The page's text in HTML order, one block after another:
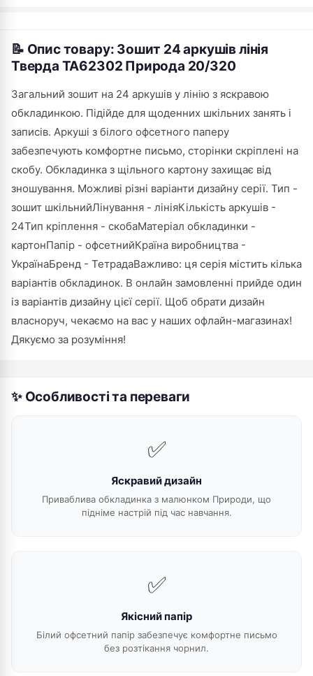
📝 Опис товару: Зошит 24 аркушів лінія
Тверда ТА62302 Природа 20/320
Загальний зошит на 24 аркушів у лінію з яскравою
обкладинкою. Підійде для щоденних шкільних занять і
записів. Аркуші з білого офсетного паперу
забезпечують комфортне письмо, сторінки скріплені на
скобу. Обкладинка з щільного картону захищає від
зношування. Можливі різні варіанти дизайну серії. Тип -
зошит шкільнийЛінування - лініяКількість аркушів -
24Тип кріплення - скобаМатеріал обкладинки -
картонПапір - офсетнийКраїна виробництва -
УкраїнаБренд - ТетрадаВажливо: ця серія містить кілька
варіантів обкладинок. В онлайн замовленні прийде один
із варіантів дизайну цієї серії. Щоб обрати дизайн
власноруч, чекаємо на вас у наших офлайн-магазинах!
Дякуємо за розуміння!
✨ Особливості та переваги
✅
Яскравий дизайн
Приваблива обкладинка з малюнком Природи, що
підніме настрій під час навчання.
✅
Якісний папір
Білий офсетний папір забезпечує комфортне письмо
без розтікання чорнил.